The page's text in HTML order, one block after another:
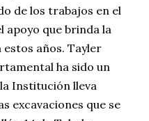
de los trabajos en el
apoyo que brinda la
estos años. Tayler
ha sido un
Institución lleva
excavaciones que se